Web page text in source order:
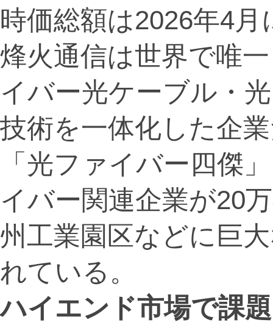
時価総額は2026年4
烽火通信は世界で唯
イバー光ケーブル・
技術を一体化した企
「光ファイバー四傑
イバー関連企業が20
州工業園区などに巨
れている。
ハイエンド市場で課題